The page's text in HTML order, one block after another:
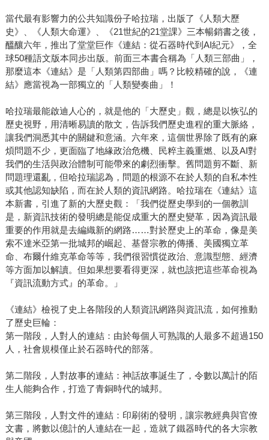
當代最有影響力的公共知識份子哈拉瑞，出版了《人類大歷
史》、《人類大命運》、《21世紀的21堂課》三本暢銷書之後，
醞釀六年，推出了堂堂巨作《連結：從石器時代到AI紀元》，全
球50種語文版本同步出版。前面三本書合稱為「人類三部曲」，
那麼這本《連結》是「人類第四部曲」嗎？比較精確的說，《連
結》應當視為一部獨立的「人類變奏曲」！
哈拉瑞最能啟迪人心的，就是他的「大歷史」觀，總是以恢弘的
歷史視野，用清晰易讀的散文，告訴我們歷史進程的重大脈絡，
讓我們洞悉其中的關鍵和意涵。六年來，這個世界除了既有的麻
煩問題不少，更面臨了地緣政治危機、民粹主義重燃、以及AI對
我們的生活與政治體制可能帶來的劇烈衝擊。舊問題剪不斷、新
問題理還亂，但哈拉瑞認為，問題的根源不在於人類的自私本性
或其他認知缺陷，而在於人類的資訊網路。哈拉瑞在《連結》這
本新書，引進了新的大歷史觀：「我們從歷史學到的一個教訓
是，新資訊技術的發明總是能促成重大的歷史變革，因為資訊最
重要的作用就是去編織新的網路……對於歷史上的革命，像是美
索不達米亞第一批城邦的崛起、基督宗教的傳播、美國獨立革
命、布爾什維克革命等等，我們很習慣從政治、意識型態、經濟
等方面加以解讀。但如果想要看得更深，就也該把這些革命視為
『資訊流動方式』的革命。」
《連結》檢視了史上各階段的人類資訊網路與資訊流，如何推動
了歷史巨輪：
第一階段，人對人的連結：由於每個人可熟識的人最多不超過150
人，社會規模僅止於石器時代的部落。
第二階段，人對故事的連結：神話故事誕生了，令數以萬計的陌
生人能夠合作，打造了青銅時代的城邦。
第三階段，人對文件的連結：印刷術的發明，讓宗教經典與官僚
文書，將數以億計的人連結在一起，造就了鐵器時代的各大宗教